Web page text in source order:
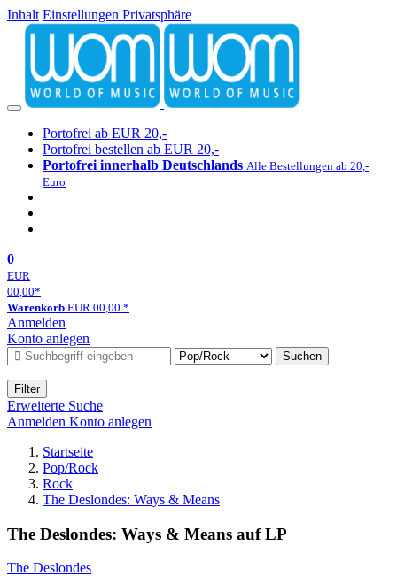
Inhalt Einstellungen Privatsphäre
Portofrei ab EUR 20,-
Portofrei bestellen ab EUR 20,-
Portofrei innerhalb Deutschlands Alle Bestellungen ab 20,-
Euro
0
EUR
00,00*
Warenkorb EUR 00,00 *
Anmelden
Konto anlegen
Suchen
Filter
Erweiterte Suche
Anmelden Konto anlegen
Startseite
Pop/Rock
Rock
The Deslondes: Ways & Means
The Deslondes: Ways & Means auf LP
The Deslondes